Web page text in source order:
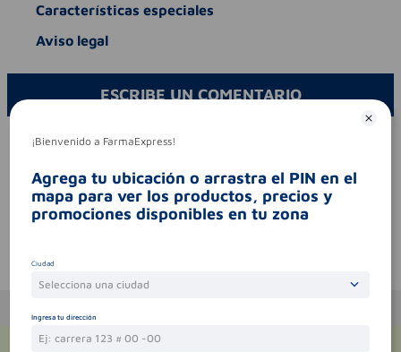
Características especiales
Aviso legal
ESCRIBE UN COMENTARIO
Por favor, inicie sesión para escribir un comentario
Sin comentarios.
Te puede interesar
¡Bienvenido a FarmaExpress!
Agrega tu ubicación o arrastra el PIN en el
mapa para ver los productos, precios y
promociones disponibles en tu zona
Ciudad
Selecciona una ciudad
Ingresa tu dirección